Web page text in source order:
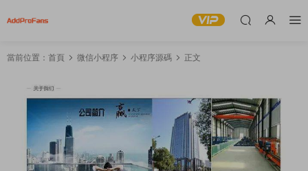
當前位置： 首頁 微信小程序 小程序源碼 正文